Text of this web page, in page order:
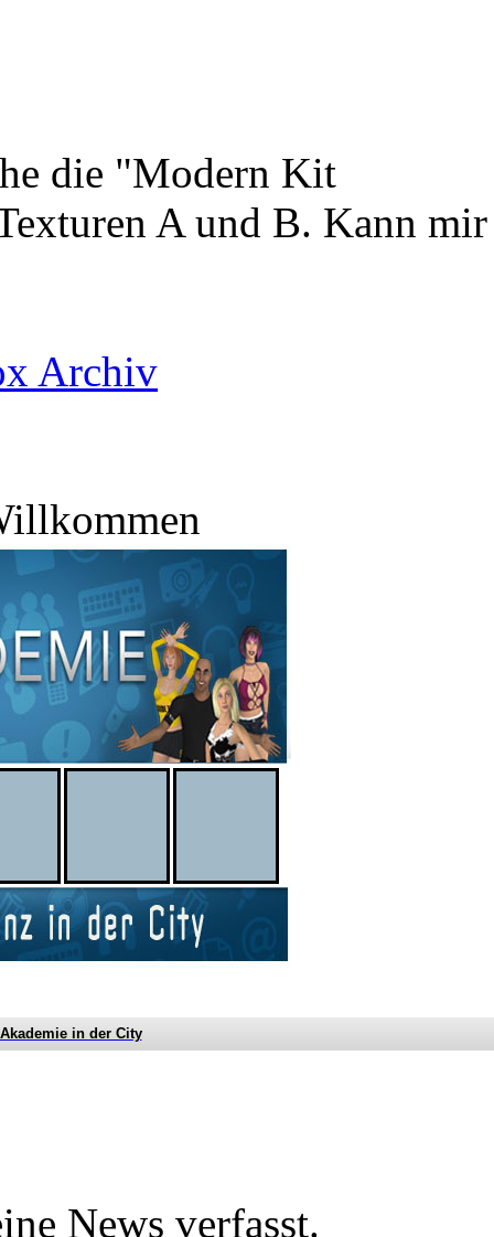
die "Modern Kit
A und B. Kann mir
Archiv
in der City
News verfasst.